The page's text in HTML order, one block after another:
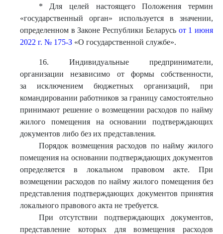
* Для целей настоящего Положения термин
«государственный орган» используется в значении,
определенном в Законе Республики Беларусь от 1 июня
2022 г. № 175-З «О государственной службе».
16. Индивидуальные предприниматели,
организации независимо от формы собственности,
за исключением бюджетных организаций, при
командировании работников за границу самостоятельно
принимают решение о возмещении расходов по найму
жилого помещения на основании подтверждающих
документов либо без их представления.
Порядок возмещения расходов по найму жилого
помещения на основании подтверждающих документов
определяется в локальном правовом акте. При
возмещении расходов по найму жилого помещения без
представления подтверждающих документов принятия
локального правового акта не требуется.
При отсутствии подтверждающих документов,
представление которых для возмещения расходов